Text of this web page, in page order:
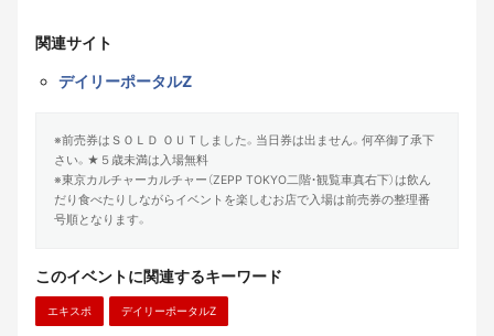
関連サイト
デイリーポータルZ
※前売券はＳＯＬＤ ＯＵＴしました。当日券は出ません。何卒御了承下
さい。★５歳未満は入場無料
※東京カルチャーカルチャー（ZEPP TOKYO二階・観覧車真右下）は飲ん
だり食べたりしながらイベントを楽しむお店で入場は前売券の整理番
号順となります。
このイベントに関連するキーワード
エキスポ デイリーポータルZ